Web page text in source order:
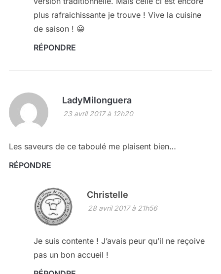
plus rafraichissante je trouve ! Vive la cuisine
de saison ! 😀
RÉPONDRE
LadyMilonguera
23 avril 2017 à 12h20
Les saveurs de ce taboulé me plaisent bien…
RÉPONDRE
Christelle
28 avril 2017 à 21h56
Je suis contente ! J’avais peur qu’il ne reçoive
pas un bon accueil !